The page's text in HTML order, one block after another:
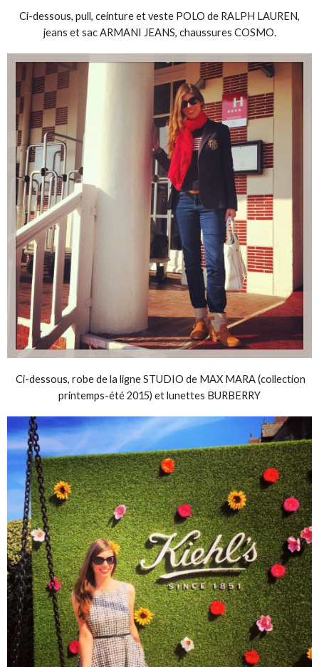
Ci-dessous, pull, ceinture et veste POLO de RALPH LAUREN,
jeans et sac ARMANI JEANS, chaussures COSMO.
Ci-dessous, robe de la ligne STUDIO de MAX MARA (collection
printemps-été 2015) et lunettes BURBERRY